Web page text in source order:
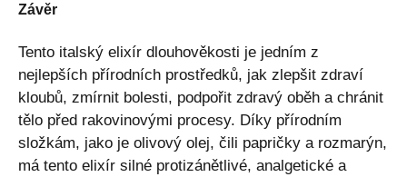
Závěr
Tento italský elixír dlouhověkosti je jedním z
nejlepších přírodních prostředků, jak zlepšit zdraví
kloubů, zmírnit bolesti, podpořit zdravý oběh a chránit
tělo před rakovinovými procesy. Díky přírodním
složkám, jako je olivový olej, čili papričky a rozmarýn,
má tento elixír silné protizánětlivé, analgetické a